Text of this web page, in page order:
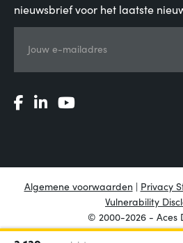
nieuwsbrief voor het laatste
Jouw e-mailadres
Algemene voorwaarden | Privacy
Vulnerability
© 2000-2026 - Aces